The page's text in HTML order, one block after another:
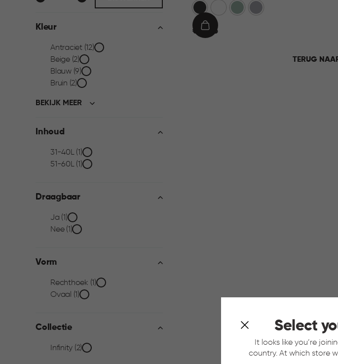
Select
It looks like you’re
country. At which store
Kleur
Kleur
filter
Antraciet (12)
Beige (2)
Blauw (9)
Bruin (2)
BEKIJK MEER
Inhoud
Inhoud
31-40L (1)
51-60L (1)
Draagbaar
Draagbaar
Ja (1)
Nee (1)
Vorm
Vorm
Rechthoek (1)
Ovaal (1)
Collectie
Collectie
Infinity (2)
DonkergrijsGroenLicht
€€ 19,95
IN
TERUG